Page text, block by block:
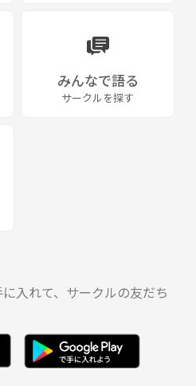
自主運営のチームワークと
います。
みんなで語る
サークルを探す
入れて、サークルの友だち